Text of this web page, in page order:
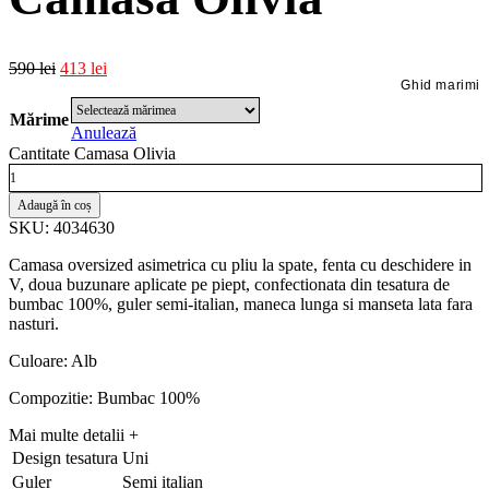
590lei 413 lei
Mărime
Anulează
Cantitate Camasa Olivia
Ghid marimi
Adaugă în coș
SKU: 4034630
Camasa oversized asimetrica cu pliu la spate, fenta cu deschidere in
V, doua buzunare aplicate pe piept, confectionata din tesatura de
bumbac 100%, guler semi-italian, maneca lunga si manseta lata fara
nasturi.
Culoare: Alb
Compozitie: Bumbac 100%
Mai multe detalii +
Design tesatura Uni
Guler
Semi italian